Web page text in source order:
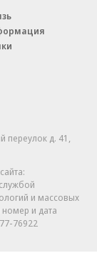
переулок д. 41,
и массовых
и дата
76922